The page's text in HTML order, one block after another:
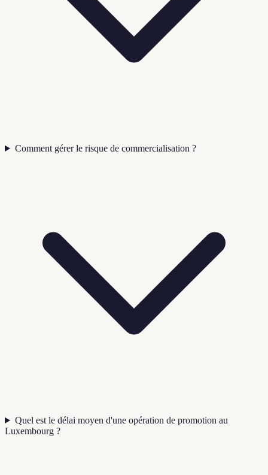
Comment gérer le risque de commercialisation ?
Quel est le délai moyen d'une opération de promotion au
Luxembourg ?